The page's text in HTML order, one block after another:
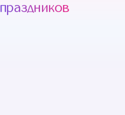
праздников